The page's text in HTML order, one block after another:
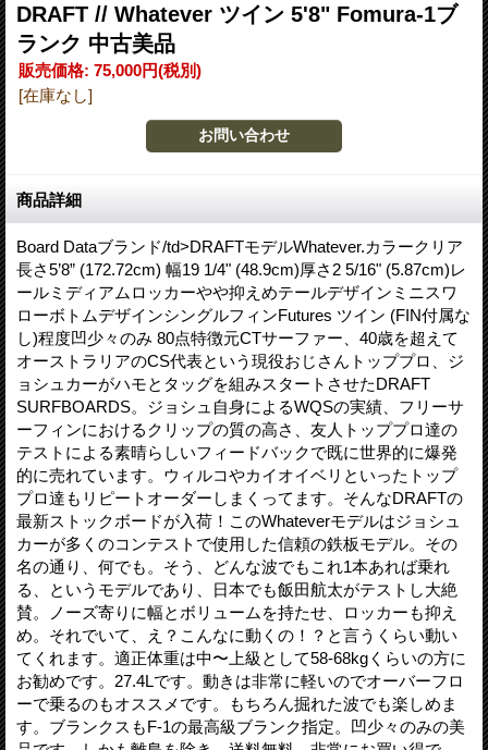
DRAFT // Whatever ツイン 5'8" Fomura-1ブ
ランク 中古美品
販売価格: 75,000円(税別)
[在庫なし]
商品詳細
Board Dataブランド/td>DRAFTモデルWhatever.カラークリア
長さ5’8” (172.72cm) 幅19 1/4" (48.9cm)厚さ2 5/16" (5.87cm)レ
ールミディアムロッカーやや抑えめテールデザインミニスワ
ローボトムデザインシングルフィンFutures ツイン (FIN付属な
し)程度凹少々のみ 80点特徴元CTサーファー、40歳を超えて
オーストラリアのCS代表という現役おじさんトッププロ、ジ
ョシュカーがハモとタッグを組みスタートさせたDRAFT
SURFBOARDS。ジョシュ自身によるWQSの実績、フリーサ
ーフィンにおけるクリップの質の高さ、友人トッププロ達の
テストによる素晴らしいフィードバックで既に世界的に爆発
的に売れています。ウィルコやカイオイベリといったトップ
プロ達もリピートオーダーしまくってます。そんなDRAFTの
最新ストックボードが入荷！このWhateverモデルはジョシュ
カーが多くのコンテストで使用した信頼の鉄板モデル。その
名の通り、何でも。そう、どんな波でもこれ1本あれば乗れ
る、というモデルであり、日本でも飯田航太がテストし大絶
賛。ノーズ寄りに幅とボリュームを持たせ、ロッカーも抑え
め。それでいて、え？こんなに動くの！？と言うくらい動い
てくれます。適正体重は中〜上級として58-68kgくらいの方に
お勧めです。27.4Lです。動きは非常に軽いのでオーバーフロ
ーで乗るのもオススメです。もちろん掘れた波でも楽しめま
す。ブランクスもF-1の最高級ブランク指定。凹少々のみの美